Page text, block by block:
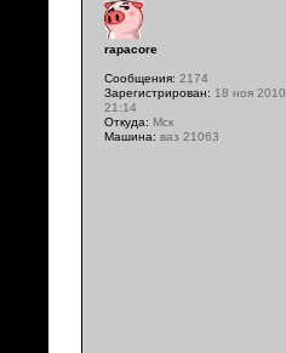
rapacore
Сообщения: 2174
Зарегистрирован: 18 ноя 2010,
21:14
Откуда: Мск
Машина: ваз 21063